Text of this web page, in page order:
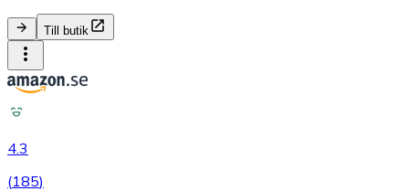
Till butik
4.3
(185)